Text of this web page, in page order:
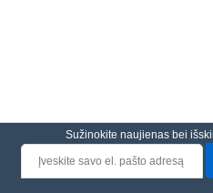
Sužinokite naujienas bei